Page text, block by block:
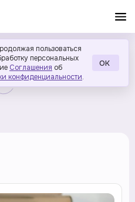
пользоваться
персональных
Соглашения об
конфиденциальности.
ОК